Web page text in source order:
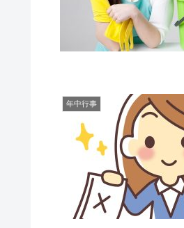
年中行事